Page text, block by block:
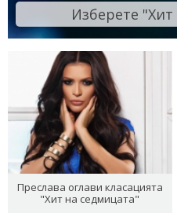
Изберете
Преслава оглави класацията
"Хит на седмицата"